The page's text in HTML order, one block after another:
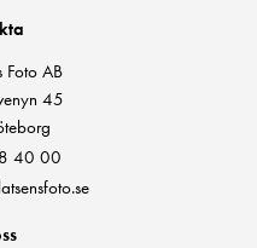
Foto AB
45
40 00